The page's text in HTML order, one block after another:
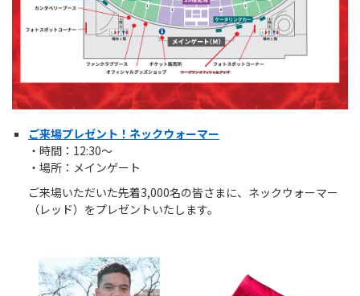
ご来場プレゼント！ネックウォーマー
・時間：12:30～
・場所：メインゲート
ご来場いただいた先着3,000名の皆さまに、ネックウォーマー
（レッド）をプレゼントいたします。